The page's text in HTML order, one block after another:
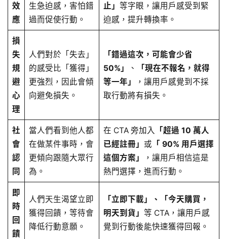
效
應
生急迫感，害怕錯
過而促使行動。
止」 等字眼，讓用戶感受到緊
迫感，提升轉換率。
損
失
規
避
心
理
人們對於「失去」
的感受比「獲得」
更強烈，因此會傾
向避免損失。
「錯過這次，可能會少省
50%」
、
「現在不報名，就得
等一年」
，讓用戶感覺到不採
取行動將有損失。
社
會
認
同
當人們看到他人都
在做某件事時，會
更傾向跟隨大眾行
為。
在 CTA 旁加入
「超過 10 萬人
已經註冊」 或 「 90% 用戶選擇
這個方案」
，讓用戶相信這是
熱門選擇，進而行動。
即
時
回
饋
人們天生渴望立即
獲得回饋，等待會
降低行動意願。
「立即下載」、「今天購買，
明天到貨」 等 CTA，讓用戶感
覺到行動後能快速獲得回報。